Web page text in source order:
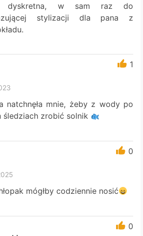
dyskretna, w sam raz do
stylizacji dla pana z
1
natchnęła mnie, żeby z wody po
śledziach zrobić solnik
0
mógłby codziennie nosić
0